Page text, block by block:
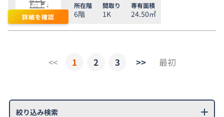
詳細を確認
所在階
6階
間取り
1K
専有面積
24.50㎡
<< 1 2 3 >> 最初
絞り込み検索